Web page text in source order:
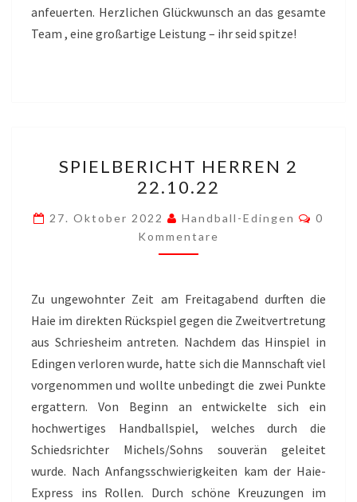
anfeuerten. Herzlichen Glückwunsch an das gesamte
Team , eine großartige Leistung – ihr seid spitze!
HERREN
2
22.10.22
SPIELBERICHT HERREN 2
22.10.22
27. Oktober 2022 Handball-Edingen
0
Kommentare
Zu ungewohnter Zeit am Freitagabend durften die
Haie im direkten Rückspiel gegen die Zweitvertretung
aus Schriesheim antreten. Nachdem das Hinspiel in
Edingen verloren wurde, hatte sich die Mannschaft viel
vorgenommen und wollte unbedingt die zwei Punkte
ergattern. Von Beginn an entwickelte sich ein
hochwertiges Handballspiel, welches durch die
Schiedsrichter Michels/Sohns souverän geleitet
wurde. Nach Anfangsschwierigkeiten kam der Haie-
Express ins Rollen. Durch schöne Kreuzungen im